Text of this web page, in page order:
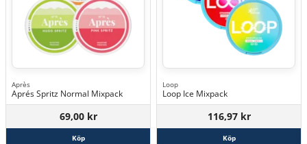
Après
Aprés Spritz Normal Mixpack
69,00 kr
Köp
Loop
Loop Ice Mixpack
116,97 kr
Köp